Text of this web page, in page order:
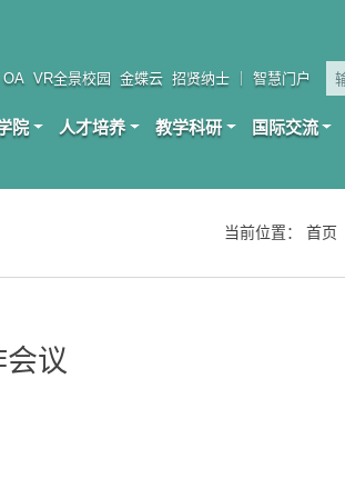
OA VR全景校园 金蝶云 招贤纳士 智慧门户
院 人才培养 教学科研 国际交流
当前位置： 首页
议